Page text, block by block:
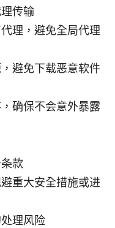
传输
理，避免全局代理
避免下载恶意软件
确保不会意外暴露
款
重大安全措施或进
理风险